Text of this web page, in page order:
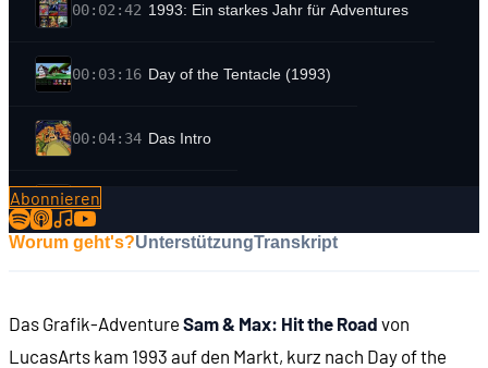
00:02:42 1993: Ein starkes Jahr für Adventures
00:03:16 Day of the Tentacle (1993)
00:04:34 Das Intro
00:05:38
00:08:18 Die Titelsequenz
Abonnieren
Worum geht's?UnterstützungTranskript
Das Grafik-Adventure Sam & Max: Hit the Road von
LucasArts kam 1993 auf den Markt, kurz nach Day of the